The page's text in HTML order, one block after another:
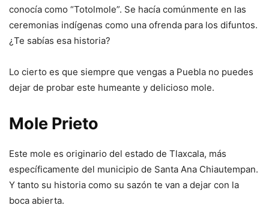
conocía como “Totolmole”. Se hacía comúnmente en las
ceremonias indígenas como una ofrenda para los difuntos.
¿Te sabías esa historia?
Lo cierto es que siempre que vengas a Puebla no puedes
dejar de probar este humeante y delicioso mole.
Mole Prieto
Este mole es originario del estado de Tlaxcala, más
específicamente del municipio de Santa Ana Chiautempan.
Y tanto su historia como su sazón te van a dejar con la
boca abierta.